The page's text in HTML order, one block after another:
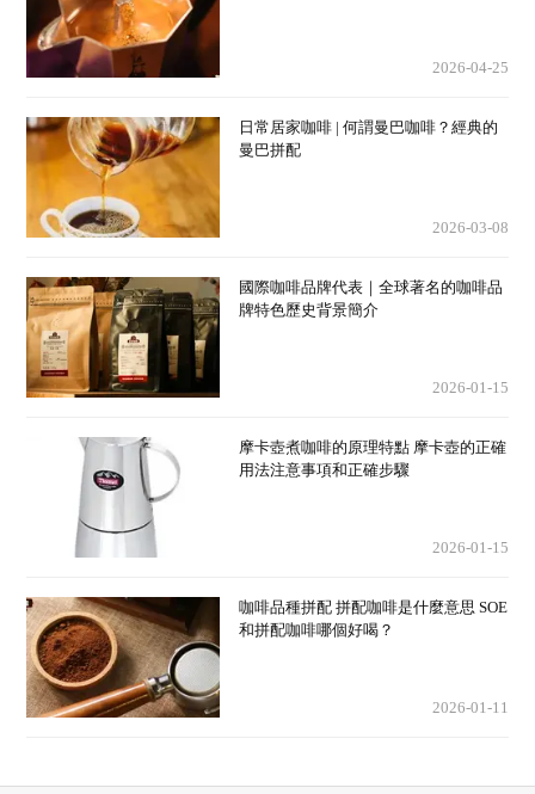
2026-04-25
日常居家咖啡 | 何謂曼巴咖啡？經典的
曼巴拼配
2026-03-08
國際咖啡品牌代表｜全球著名的咖啡品
牌特色歷史背景簡介
2026-01-15
摩卡壺煮咖啡的原理特點 摩卡壺的正確
用法注意事項和正確步驟
2026-01-15
咖啡品種拼配 拼配咖啡是什麼意思 SOE
和拼配咖啡哪個好喝？
2026-01-11